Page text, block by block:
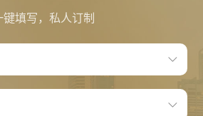
键填写，私人订制